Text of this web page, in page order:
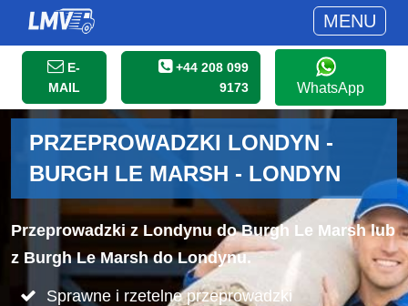
MENU
E-
MAIL
+44 208 099
9173
WhatsApp
PRZEPROWADZKI LONDYN -
BURGH LE MARSH - LONDYN
Przeprowadzki z Londynu do Burgh Le Marsh lub
z Burgh Le Marsh do Londynu.
Sprawne i rzetelne przeprowadzki